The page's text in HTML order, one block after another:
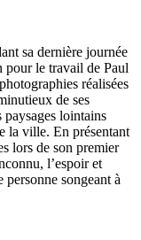
sa dernière journée
pour le travail de Paul
réalisées
de ses
paysages lointains
la ville. En présentant
lors de son premier
l’espoir et
personne songeant à